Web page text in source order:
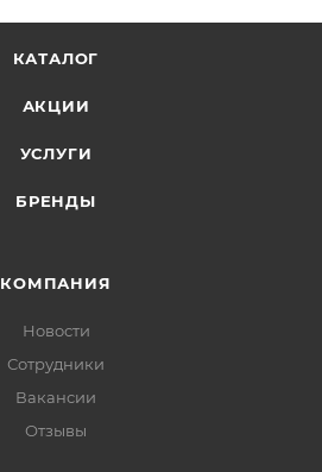
КАТАЛОГ
АКЦИИ
УСЛУГИ
БРЕНДЫ
КОМПАНИЯ
Новости
Сотрудники
Вакансии
Отзывы